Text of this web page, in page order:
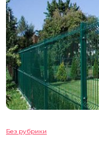
Без рубрики